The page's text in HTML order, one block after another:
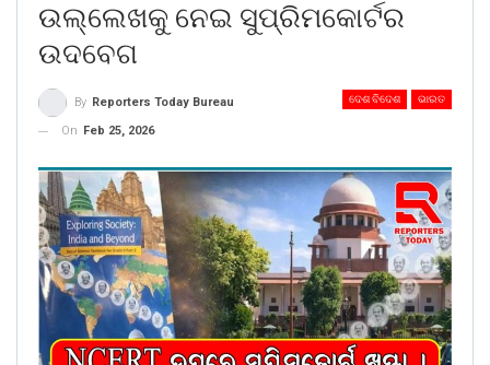
ଉଲ୍ଲେଖକୁ ନେଇ ସୁପ୍ରିମକୋର୍ଟର
ଉଦବେଗ
ଦେଶ ବିଦେଶ ଭାରତ
By Reporters Today Bureau
On
Feb 25, 2026